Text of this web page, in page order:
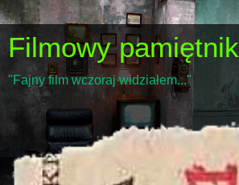
Filmowy pamiętnik
"Fajny film wczoraj widziałem..."